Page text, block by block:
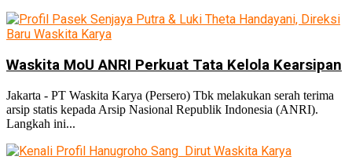
Waskita MoU ANRI Perkuat Tata Kelola Kearsipan
Jakarta - PT Waskita Karya (Persero) Tbk melakukan serah terima
arsip statis kepada Arsip Nasional Republik Indonesia (ANRI).
Langkah ini...